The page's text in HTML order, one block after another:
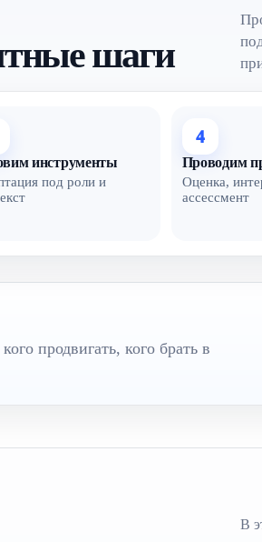
шаги
инструменты
под роли и
4
Проводим
Оценка,
ассессмент
продвигать, кого брать в
В